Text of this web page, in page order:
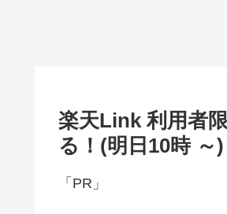
楽天Link 利用者
る！(明日10時 ～)
「PR」